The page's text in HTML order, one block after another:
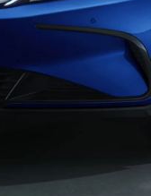
đèn hậu dạng
vuốt rồng tạo nên
biết.
hiện đại
DiPilot tiên tiến